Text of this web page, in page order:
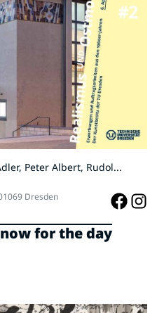
Peter Albert, Rudol...
Dresden
for the day